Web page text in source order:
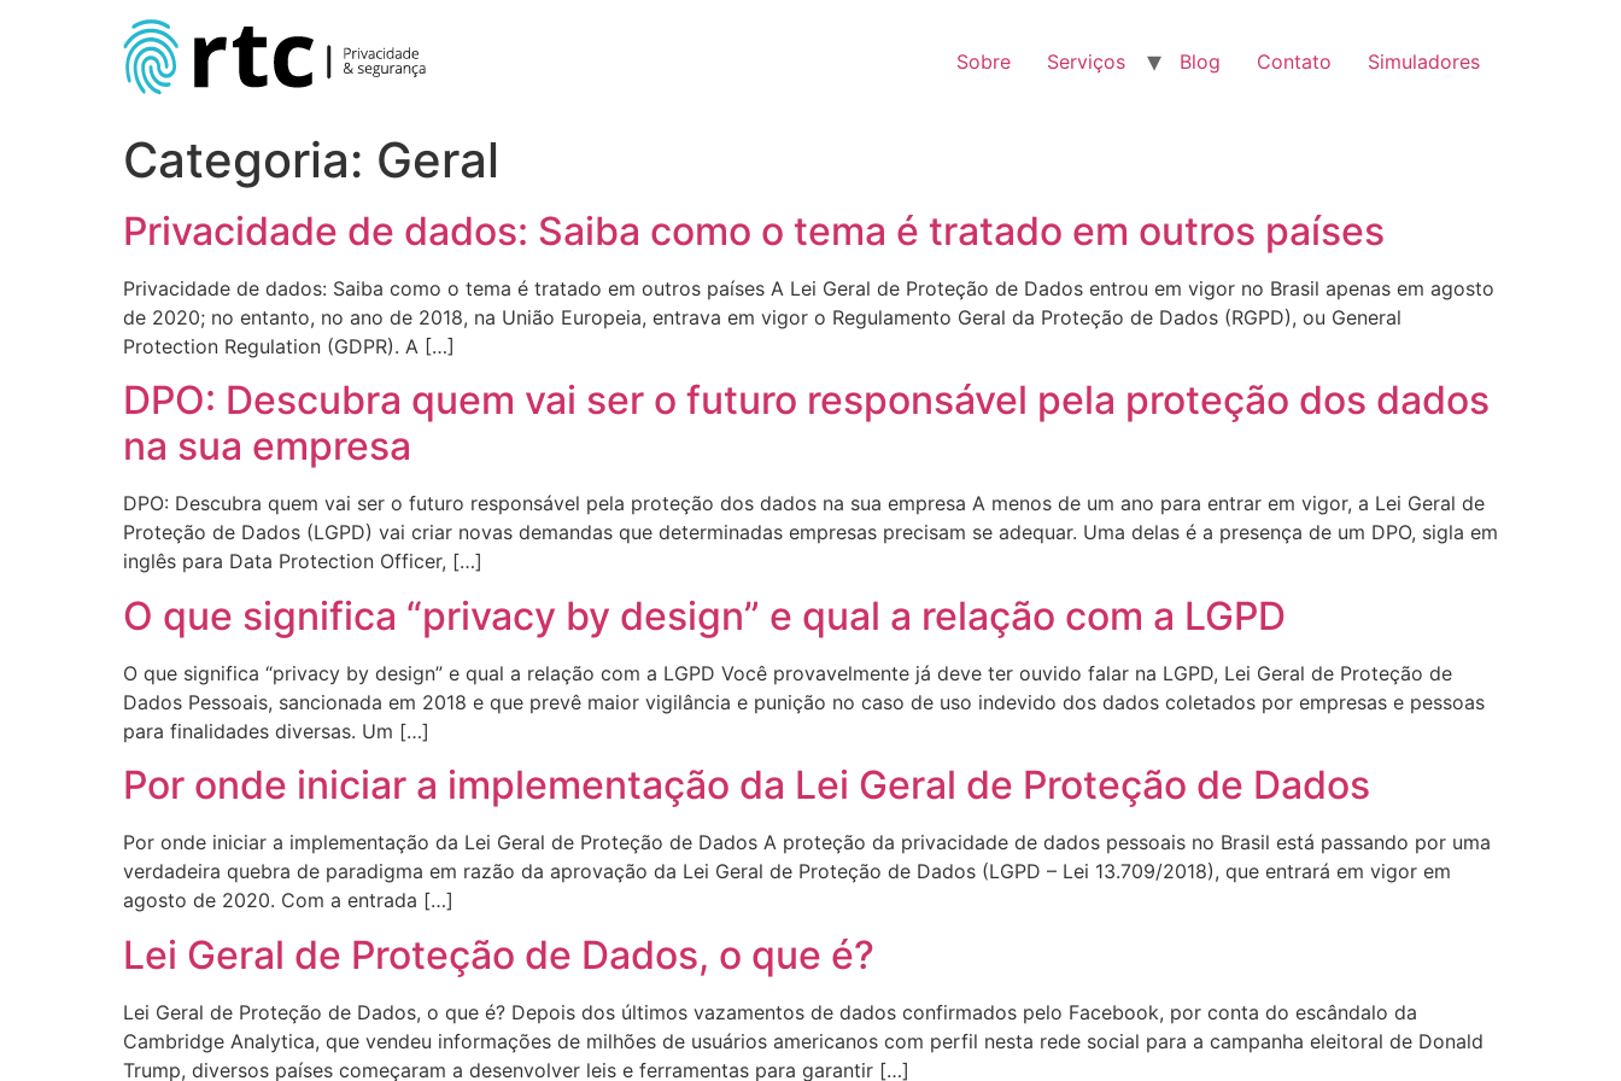
Sobre Serviços Blog Contato Simuladores
Categoria: Geral
Privacidade de dados: Saiba como o tema é tratado em outros países
Privacidade de dados: Saiba como o tema é tratado em outros países A Lei Geral de Proteção de Dados entrou em vigor no Brasil apenas em agosto
de 2020; no entanto, no ano de 2018, na União Europeia, entrava em vigor o Regulamento Geral da Proteção de Dados (RGPD), ou General
Protection Regulation (GDPR). A […]
DPO: Descubra quem vai ser o futuro responsável pela proteção dos dados
na sua empresa
DPO: Descubra quem vai ser o futuro responsável pela proteção dos dados na sua empresa A menos de um ano para entrar em vigor, a Lei Geral de
Proteção de Dados (LGPD) vai criar novas demandas que determinadas empresas precisam se adequar. Uma delas é a presença de um DPO, sigla em
inglês para Data Protection Officer, […]
O que significa “privacy by design” e qual a relação com a LGPD
O que significa “privacy by design” e qual a relação com a LGPD Você provavelmente já deve ter ouvido falar na LGPD, Lei Geral de Proteção de
Dados Pessoais, sancionada em 2018 e que prevê maior vigilância e punição no caso de uso indevido dos dados coletados por empresas e pessoas
para finalidades diversas. Um […]
Por onde iniciar a implementação da Lei Geral de Proteção de Dados
Por onde iniciar a implementação da Lei Geral de Proteção de Dados A proteção da privacidade de dados pessoais no Brasil está passando por uma
verdadeira quebra de paradigma em razão da aprovação da Lei Geral de Proteção de Dados (LGPD – Lei 13.709/2018), que entrará em vigor em
agosto de 2020. Com a entrada […]
Lei Geral de Proteção de Dados, o que é?
Lei Geral de Proteção de Dados, o que é? Depois dos últimos vazamentos de dados confirmados pelo Facebook, por conta do escândalo da
Cambridge Analytica, que vendeu informações de milhões de usuários americanos com perfil nesta rede social para a campanha eleitoral de Donald
Trump, diversos países começaram a desenvolver leis e ferramentas para garantir […]